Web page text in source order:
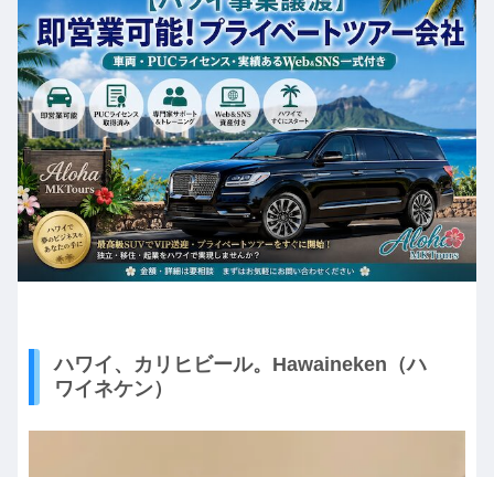
ハワイ、カリヒビール。Hawaineken（ハ
ワイネケン）